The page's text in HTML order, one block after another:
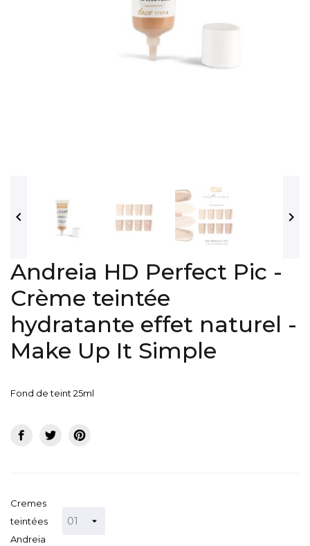
 
Andreia HD Perfect Pic -
Crème teintée
hydratante effet naturel -
Make Up It Simple
Fond de teint 25ml
Cremes
teintées
Andreia